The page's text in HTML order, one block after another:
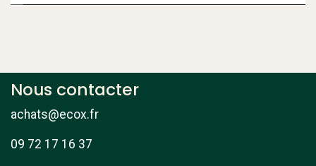
Nous contacter
achats@ecox.fr
09 72 17 16 37